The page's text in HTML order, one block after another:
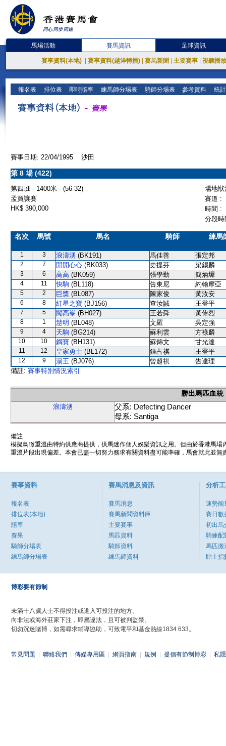
馬場活動 賽馬資訊 足球資訊
賽事資料(本地) 賽事資料(越洋轉播) 賽馬新聞 主要賽事 視聽播
報名表 排位表 即時賠率 練馬師分場表 騎師分場表 參考資料 統
賽事日期: 22/04/1995 沙田
第 8 場 (422)
第四班 - 1400米 - (56-32)
場地
孟買讓賽
賽道 :
HK$ 390,000
時間 :
分段
名次 馬號 馬名 騎師 練馬
1 3 浪濤湧 (BK191) 馬佳善 張定邦
2 7 開開心心 (BK033) 史提芬 梁錫麟
3 6 高高 (BK059) 張學勤 簡炳墀
4 11 快駒 (BL118) 告東尼 約翰摩亞
5 2 巨獎 (BL087) 陳家俊 黃汝安
6 8 紅星之寶 (BJ156) 查汝誠 王登平
7 5 闖高峯 (BH027) 王若舜 黃偉烈
8 1 慧明 (BL048) 文羅 吳定強
9 4 天駒 (BG214) 蘇利雲 方祿麟
10 10 鋼寶 (BH131) 蘇錦文 甘光達
11 12 皇家勇士 (BL172) 鍾占祺 王登平
12 9 湯王 (BJ076) 曾超祺
告達理
備註: 賽事特別情況索引
勝出馬匹血統
浪濤湧
父系: Defecting Dancer
母系: Santiga
備註
模擬鳥瞰重溫由特約供應商提供，供馬迷作個人娛樂資訊之用。但由於香港馬
重溫片段出現偏差。本會已盡一切努力務求有關資料盡可能準確，馬會就此並
賽事資料
報名表
排位表(本地)
賠率
賽果
騎師分場表
練馬師分場表
賽馬消息及資訊
賽馬消息
賽馬新聞資料庫
主要賽事
馬匹資料
騎師資料
練馬師資料
分析
速勢能
賽日數
初出馬
騎練配
馬匹搬
貼士指
博彩要有節制
未滿十八歲人士不得投注或進入可投注的地方。
向非法或海外莊家下注，即屬違法，且可被判監禁。
切勿沉迷賭博，如需尋求輔導協助，可致電平和基金熱線1834 633。
常見問題 聯絡我們 傳媒專用區 網頁指南 規例 提倡有節制博彩 私